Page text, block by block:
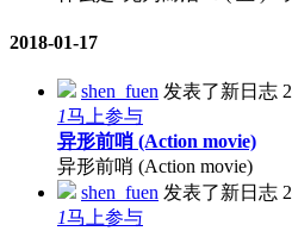
2018-01-17
shen_fuen 发表了新日志
1马上参与
异形前哨 (Action movie)
异形前哨 (Action movie)
shen_fuen 发表了新日志
1马上参与